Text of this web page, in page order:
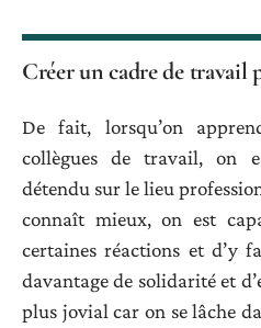
Créer un cadre de travail
De fait, lorsqu’on
collègues de travail, on
détendu sur le lieu
connaît mieux, on est
certaines réactions et d’y
davantage de solidarité et
plus jovial car on se lâche